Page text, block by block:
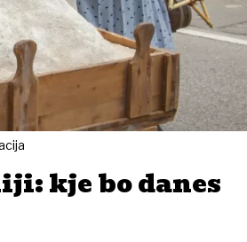
kje bo danes